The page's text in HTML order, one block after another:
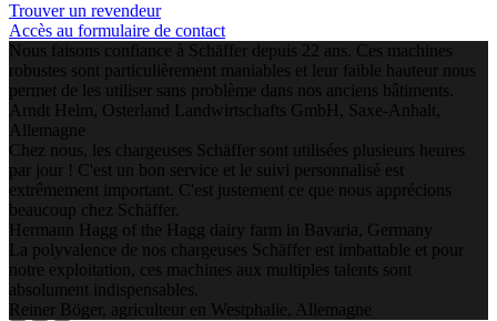
Trouver un revendeur
Accès au formulaire de contact
Nous faisons confiance à Schäffer depuis 22 ans. Ces machines
robustes sont particulièrement maniables et leur faible hauteur nous
permet de les utiliser sans problème dans nos anciens bâtiments.
Arndt Helm, Osterland Landwirtschafts GmbH, Saxe-Anhalt,
Allemagne
Chez nous, les chargeuses Schäffer sont utilisées plusieurs heures
par jour ! C'est un bon service et le suivi personnalisé est
extrêmement important. C'est justement ce que nous apprécions
beaucoup chez Schäffer.
Hermann Hagg of the Hagg dairy farm in Bavaria, Germany
La polyvalence de nos chargeuses Schäffer est imbattable et pour
notre exploitation, ces machines aux multiples talents sont
absolument indispensables.
Reiner Böger, agriculteur en Westphalie, Allemagne